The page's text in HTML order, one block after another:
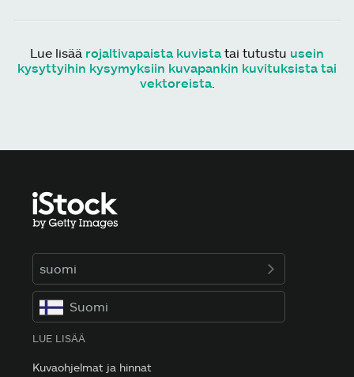
Lue lisää rojaltivapaista kuvista tai tutustu usein
kysyttyihin kysymyksiin kuvapankin kuvituksista tai
vektoreista.
suomi
Suomi
LUE LISÄÄ
Kuvaohjelmat ja hinnat